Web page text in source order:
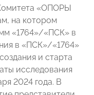
«ОПОРЫ
на котором
«1764»/«ПСК» в
в «ПСК»/«1764»
и старта
исследования
2024 года. В